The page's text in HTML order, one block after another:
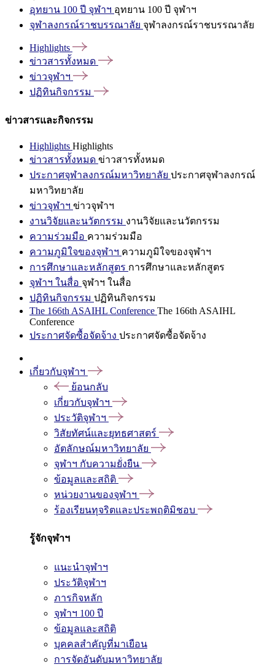
อุทยาน 100 ปี จุฬาฯ อุทยาน 100 ปี จุฬาฯ
จุฬาลงกรณ์ราชบรรณาลัย จุฬาลงกรณ์ราชบรรณาลัย
Highlights
ข่าวสารทั้งหมด
ข่าวจุฬาฯ
ปฏิทินกิจกรรม
ข่าวสารและกิจกรรม
Highlights Highlights
ข่าวสารทั้งหมด ข่าวสารทั้งหมด
ประกาศจุฬาลงกรณ์มหาวิทยาลัย ประกาศจุฬาลงกรณ์
มหาวิทยาลัย
ข่าวจุฬาฯ ข่าวจุฬาฯ
งานวิจัยและนวัตกรรม งานวิจัยและนวัตกรรม
ความร่วมมือ ความร่วมมือ
ความภูมิใจของจุฬาฯ ความภูมิใจของจุฬาฯ
การศึกษาและหลักสูตร การศึกษาและหลักสูตร
จุฬาฯ ในสื่อ จุฬาฯ ในสื่อ
ปฏิทินกิจกรรม ปฏิทินกิจกรรม
The 166th ASAIHL Conference The 166th ASAIHL
Conference
ประกาศจัดซื้อจัดจ้าง ประกาศจัดซื้อจัดจ้าง
เกี่ยวกับจุฬาฯ
ย้อนกลับ
เกี่ยวกับจุฬาฯ
ประวัติจุฬาฯ
วิสัยทัศน์และยุทธศาสตร์
อัตลักษณ์มหาวิทยาลัย
จุฬาฯ กับความยั่งยืน
ข้อมูลและสถิติ
หน่วยงานของจุฬาฯ
ร้องเรียนทุจริตและประพฤติมิชอบ
รู้จักจุฬาฯ
แนะนำจุฬาฯ
ประวัติจุฬาฯ
ภารกิจหลัก
จุฬาฯ 100 ปี
ข้อมูลและสถิติ
บุคคลสำคัญที่มาเยือน
การจัดอันดับมหาวิทยาลัย